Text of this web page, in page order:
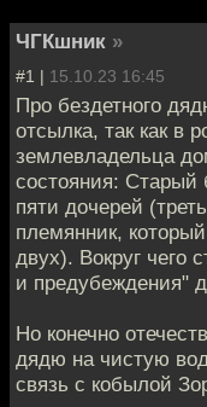
ЧГКшник »
#1 | 15.10.23 16:45
Про бездетного
отсылка, так как в
землевладельца
состояния: Старый
пяти дочерей
племянник,
двух). Вокруг чего
и предубеждения"
Но конечно
дядю на чистую
связь с кобылой